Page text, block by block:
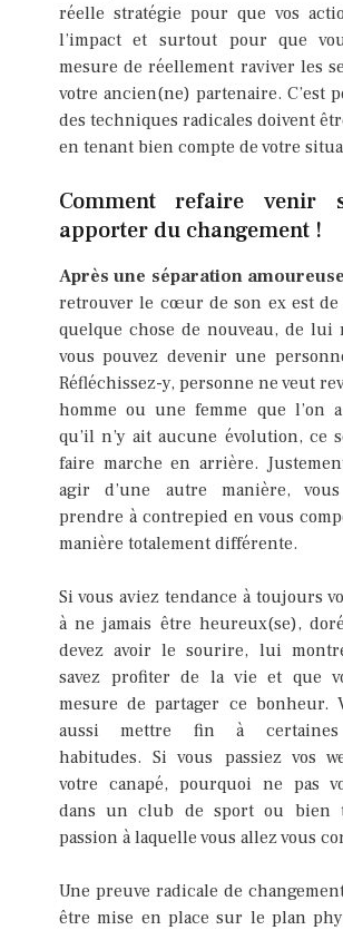
réelle stratégie pour que vos
l’impact et surtout pour que
mesure de réellement raviver les
votre ancien(ne) partenaire. C’est
des techniques radicales doivent
en tenant bien compte de votre
Comment refaire venir
apporter du changement !
Après une séparation amoureuse
retrouver le cœur de son ex est
quelque chose de nouveau, de lui
vous pouvez devenir une
Réfléchissez-y, personne ne veut
homme ou une femme que l’on
qu’il n’y ait aucune évolution, ce
faire marche en arrière.
agir d’une autre manière,
prendre à contrepied en vous
manière totalement différente.
Si vous aviez tendance à toujours
à ne jamais être heureux(se),
devez avoir le sourire, lui
savez profiter de la vie et que
mesure de partager ce bonheur.
aussi mettre fin à certaines
habitudes. Si vous passiez vos
votre canapé, pourquoi ne pas
dans un club de sport ou bien
passion à laquelle vous allez vous
Une preuve radicale de
être mise en place sur le plan